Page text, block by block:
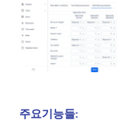
주요기능들: